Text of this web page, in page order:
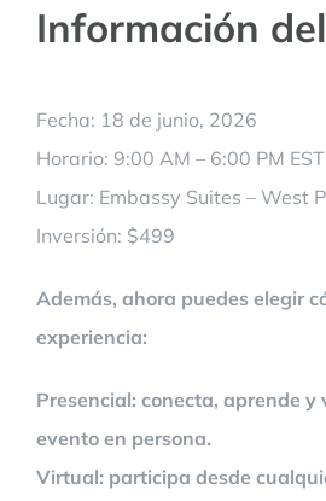
Información
Fecha: 18 de junio, 2026
Horario: 9:00 AM – 6:00 PM EST
Lugar: Embassy Suites – West
Inversión: $499
Además, ahora puedes elegir
experiencia:
Presencial: conecta, aprende y
evento en persona.
Virtual: participa desde